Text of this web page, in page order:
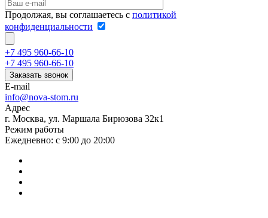
Продолжая, вы соглашаетесь с политикой
конфиденциальности
+7 495 960-66-10
+7 495 960-66-10
Заказать звонок
E-mail
info@nova-stom.ru
Адрес
г. Москва, ул. Маршала Бирюзова 32к1
Режим работы
Ежедневно: с 9:00 до 20:00